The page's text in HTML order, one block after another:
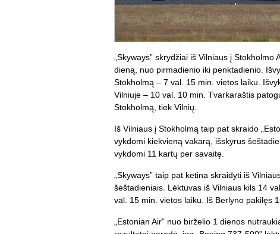
„Skyways” skrydžiai iš Vilniaus į
dieną, nuo pirmadienio iki penktadienio.
Stokholmą – 7 val. 15 min. vietos laiku.
Vilniuje – 10 val. 10 min. Tvarkaraštis
Stokholmą, tiek Vilnių.
Iš Vilniaus į Stokholmą taip pat skraido
vykdomi kiekvieną vakarą, išskyrus
vykdomi 11 kartų per savaitę.
„Skyways” taip pat ketina skraidyti iš
šeštadieniais. Lėktuvas iš Vilniaus kils 14
val. 15 min. vietos laiku. Iš Berlyno pakilęs
„Estonian Air” nuo birželio 1 dienos